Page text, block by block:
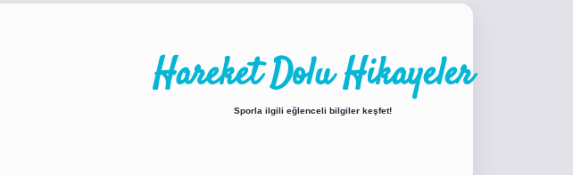
Hareket Dolu Hikayeler
Sporla ilgili eğlenceli bilgiler keşfet!